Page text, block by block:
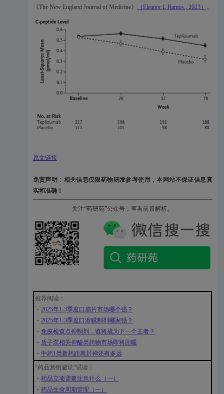
《The New England Journal of Medicine》
（Eleanor L Ramos., 2023） 。
原文链接
免责声明：相关信息仅限药物研发参考使用，本网站不保证信息真
实和准确！
关注“药研苑”公众号，查看前景解析。
推荐阅读：
・ 2025年1-3季度口崩片市场哪个强？
・ 2025年1-3季度口溶膜制剂哪家强？
・ 免疫检查点抑制剂，谁将成为下一个王者？
・ 质子泵相关抑酸类药物市场即将回暖
・ 中药1类新药距离封神还有多远
“药品营销避坑”试读：
・ 药品立项需要注意什么（一）
・ 药品生命周期管理（一）